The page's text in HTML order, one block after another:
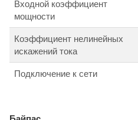
Входной коэффициент
мощности
Коэффициент нелинейных
искажений тока
Подключение к сети